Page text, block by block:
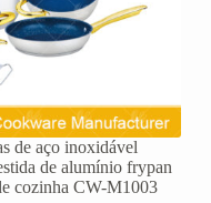
de aço inoxidável
de alumínio frypan
cozinha CW-M1003